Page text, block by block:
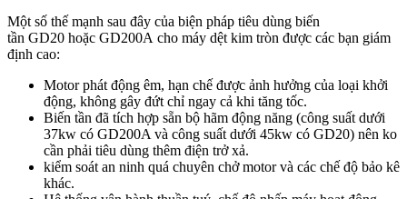
Một số thế mạnh sau đây của biện pháp tiêu dùng biến
tần GD20 hoặc GD200A cho máy dệt kim tròn được các bạn giám
định cao:
Motor phát động êm, hạn chế được ảnh hưởng của loại khởi
động, không gây đứt chỉ ngay cả khi tăng tốc.
Biến tần đã tích hợp sẵn bộ hãm động năng (công suất dưới
37kw có GD200A và công suất dưới 45kw có GD20) nên ko
cần phải tiêu dùng thêm điện trở xả.
kiểm soát an ninh quá chuyên chở motor và các chế độ bảo kê
khác.